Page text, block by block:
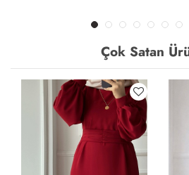
Çok Satan